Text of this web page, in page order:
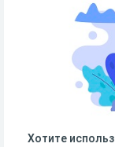
Хотите